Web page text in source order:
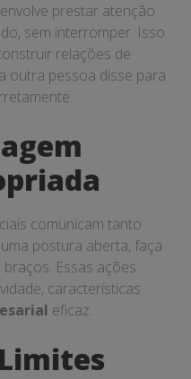
prestar atenção
sem interromper. Isso
relações de
outra pessoa disse para
comunicam tanto
postura aberta, faça
Essas ações
características
eficaz.